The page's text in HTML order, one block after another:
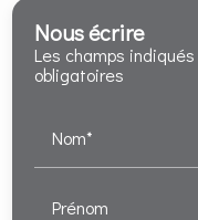
Nous écrire
Les champs
obligatoires
Nom*
Prénom